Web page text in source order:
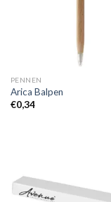
PENNEN
Arica Balpen
€0,34